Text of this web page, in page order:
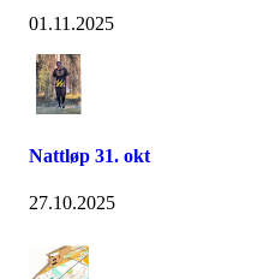
01.11.2025
Nattløp 31. okt
27.10.2025